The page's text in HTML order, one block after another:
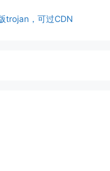
trojan，可过CDN